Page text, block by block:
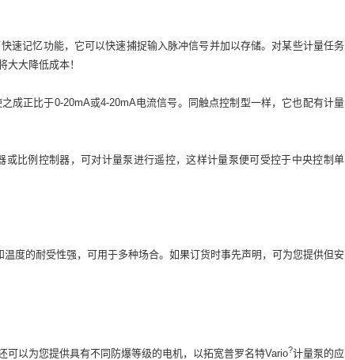
速记忆功能，它可以快速捕捉输入脉冲信号并加以存储。对某些计量任务
大降低成本！
成正比于0-20mA或4-20mA电流信号。同触点控制型一样，它也配有计量
比例控制器，可对计量泵进行遥控，这样计量泵便可受控于中央控制单
度的耐受性强，可用于多种场合。如果订货时事先声明，可为您提供但安
以为您提供具有不同防爆等级的电机，以拓宽普罗名特Vario?计量泵的应